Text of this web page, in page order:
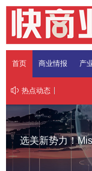
首页 商业情报 产
热点动态
选美新势力！